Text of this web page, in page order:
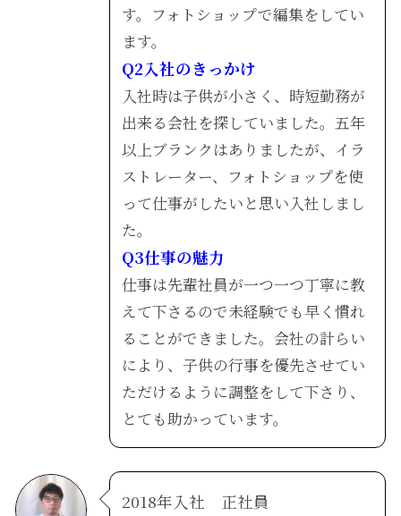
す。フォトショップで編集をしてい
ます。
Q2入社のきっかけ
入社時は子供が小さく、時短勤務が
出来る会社を探していました。五年
以上ブランクはありましたが、イラ
ストレーター、フォトショップを使
って仕事がしたいと思い入社しまし
た。
Q3仕事の魅力
仕事は先輩社員が一つ一つ丁寧に教
えて下さるので未経験でも早く慣れ
ることができました。会社の計らい
により、子供の行事を優先させてい
ただけるように調整をして下さり、
とても助かっています。
2018年入社 正社員